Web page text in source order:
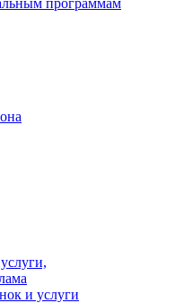
программам
и услуги